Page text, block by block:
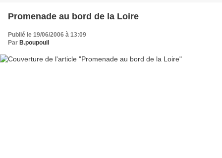
Promenade au bord de la Loire
Publié le 19/06/2006 à 13:09
Par B.poupouil